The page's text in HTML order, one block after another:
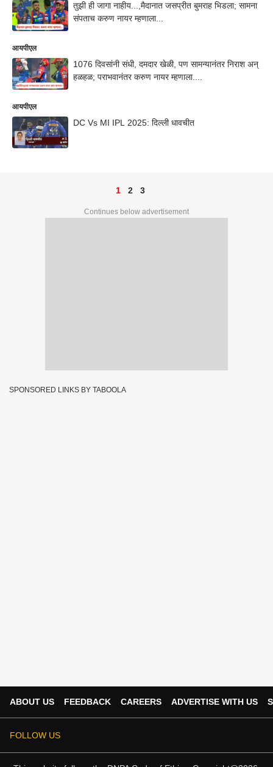
तुझी ही जागा नाहीय...,मैदानात जसप्रीत बुमराह भिडला; सामना
संपताच करुण नायर म्हणाला...
आयपीएल
1076 दिवसांनी संधी, दमदार खेळी, पण सामन्यानंतर निराश अन्
हळहळ; पराभवानंतर करुण नायर म्हणाला....
आयपीएल
DC Vs MI IPL 2025: दिल्ली धावचीत
1 2 3
Continues below advertisement
SPONSORED LINKS BY TABOOLA
ABOUT US FEEDBACK CAREERS ADVERTISE WITH US
FOLLOW US